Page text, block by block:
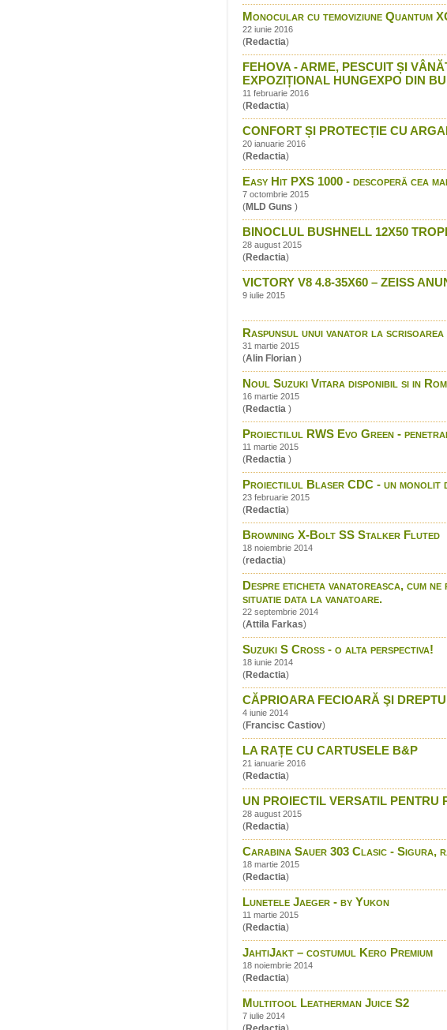
Monocular cu temoviziune Quantum
22 iunie 2016
(Redactia)
FEHOVA - ARME, PESCUIT ȘI
EXPOZIȚIONAL HUNGEXPO DIN
11 februarie 2016
(Redactia)
CONFORT ȘI PROTECȚIE CU
20 ianuarie 2016
(Redactia)
Easy Hit PXS 1000 - descoperă cea
7 octombrie 2015
(MLD Guns )
BINOCLUL BUSHNELL 12X50
28 august 2015
(Redactia)
VICTORY V8 4.8-35X60 – ZEISS
9 iulie 2015
Raspunsul unui vanator la
31 martie 2015
(Alin Florian )
Noul Suzuki Vitara disponibil si in
16 martie 2015
(Redactia )
Proiectilul RWS Evo Green -
11 martie 2015
(Redactia )
Proiectilul Blaser CDC - un monolit
23 februarie 2015
(Redactia)
Browning X-Bolt SS Stalker Fluted
18 noiembrie 2014
(redactia)
Despre eticheta vanatoreasca, cum ne
situatie data la vanatoare.
22 septembrie 2014
(Attila Farkas)
Suzuki S Cross - o alta perspectiva!
18 iunie 2014
(Redactia)
CĂPRIOARA FECIOARĂ ŞI
4 iunie 2014
(Francisc Castiov)
LA RAȚE CU CARTUSELE B&P
21 ianuarie 2016
(Redactia)
UN PROIECTIL VERSATIL PENTRU
28 august 2015
(Redactia)
Carabina Sauer 303 Clasic - Sigura,
18 martie 2015
(Redactia)
Lunetele Jaeger - by Yukon
11 martie 2015
(Redactia)
JahtiJakt – costumul Kero Premium
18 noiembrie 2014
(Redactia)
Multitool Leatherman Juice S2
7 iulie 2014